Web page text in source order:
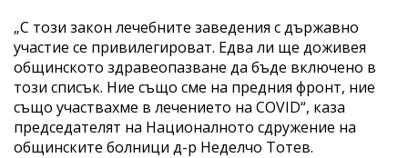
„С този закон лечебните заведения с държавно
участие се привилегироват. Едва ли ще доживея
общинското здравеопазване да бъде включено в
този списък. Ние също сме на предния фронт, ние
също участвахме в лечението на COVID“, каза
председателят на Националното сдружение на
общинските болници д-р Неделчо Тотев.